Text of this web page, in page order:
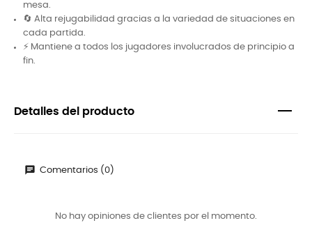
mesa.
🔄 Alta rejugabilidad gracias a la variedad de situaciones en
cada partida.
⚡ Mantiene a todos los jugadores involucrados de principio a
fin.
Detalles del producto
Comentarios (0)
No hay opiniones de clientes por el momento.